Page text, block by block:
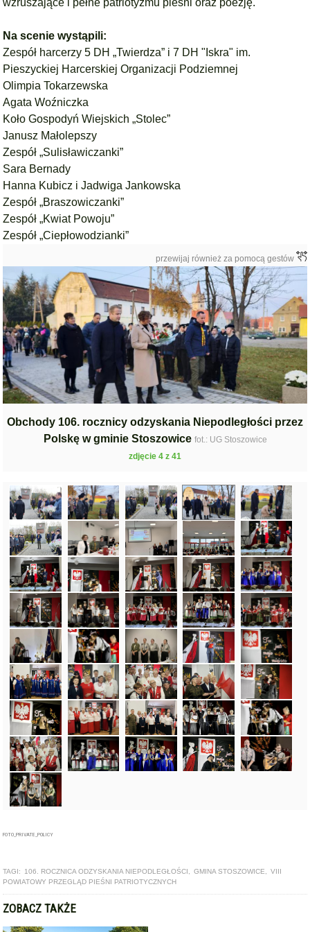
wzruszające i pełne patriotyzmu pieśni oraz poezję.
Na scenie wystąpili:
Zespół harcerzy5 DH „Twierdza” i7 DH "Iskra" im.
Pieszyckiej Harcerskiej Organizacji Podziemnej
Olimpia Tokarzewska
Agata Woźniczka
Koło Gospodyń Wiejskich „Stolec”
Janusz Małolepszy
Zespół „Sulisławiczanki”
Sara Bernady
Hanna Kubicz i Jadwiga Jankowska
Zespół „Braszowiczanki”
Zespół „Kwiat Powoju”
Zespół „Ciepłowodzianki”
przewijaj również za pomocą gestów
Obchody 106. rocznicy odzyskania Niepodległości przez
Polskę w gminie Stoszowice fot.: UG Stoszowice
zdjęcie 4 z 41
FOTO_PRIVATE_POLICY
TAGI: 106. ROCZNICA ODZYSKANIA NIEPODLEGŁOŚCI, GMINA STOSZOWICE, VIII
POWIATOWY PRZEGLĄD PIEŚNI PATRIOTYCZNYCH
ZOBACZ TAKŻE